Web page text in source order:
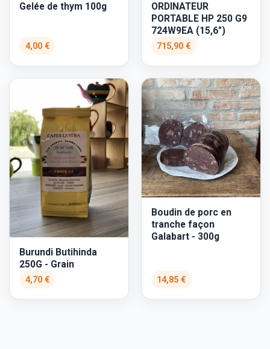
Gelée de thym 100g
4,00 €
ORDINATEUR
PORTABLE HP 250 G9
724W9EA (15,6")
715,90 €
Burundi Butihinda
250G - Grain
4,70 €
Boudin de porc en
tranche façon
Galabart - 300g
14,85 €